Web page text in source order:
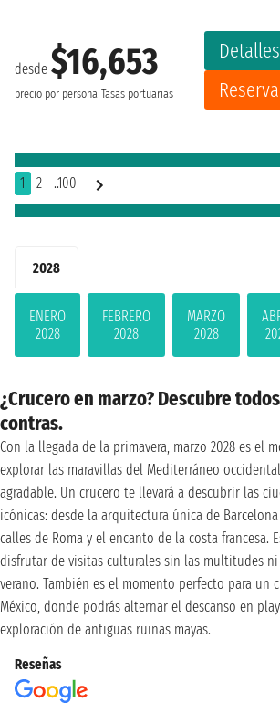
2028
ENERO
2028
FEBRERO
2028
MARZO
2028
¿Crucero en marzo? Descubre
contras.
Con la llegada de la primavera, marzo 2028 es el
explorar las maravillas del Mediterráneo
agradable. Un crucero te llevará a descubrir las
icónicas: desde la arquitectura única de
calles de Roma y el encanto de la costa francesa.
disfrutar de visitas culturales sin las multitudes
verano. También es el momento perfecto para un
México, donde podrás alternar el descanso en
exploración de antiguas ruinas mayas.
desde $16,653
precio por persona Tasas portuarias
Detalles
1 2 ..100
Reseñas